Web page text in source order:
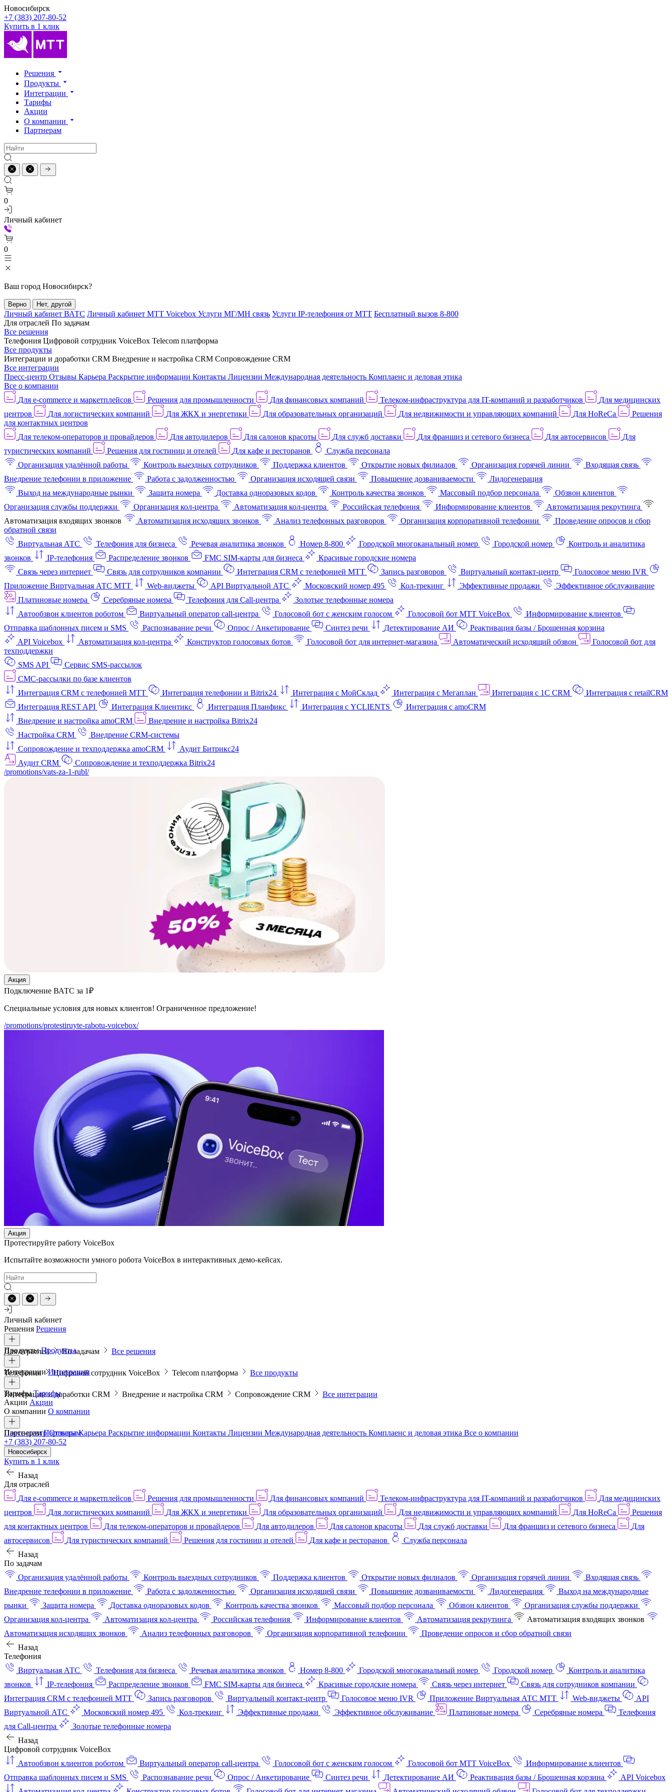
Новосибирск
+7 (383) 207-80-52
Купить в 1 клик
Решения
Продукты
Интеграции
Тарифы
Акции
О компании
Партнерам
0
Личный кабинет
0
Ваш город Новосибирск?
Верно Нет, другой
Личный кабинет ВАТС Личный кабинет МТТ Voicebox Услуги МГ/МН связь Услуги IP-телефония от МТТ Бесплатный вызов 8-800
Для отраслей По задачам
Все решения
Телефония Цифровой сотрудник VoiceBox Telecom платформа
Все продукты
Интеграции и доработки CRM Внедрение и настройка CRM Сопровождение CRM
Все интеграции
Пресс-центр Отзывы Карьера Раскрытие информации Контакты Лицензии Международная деятельность Комплаенс и деловая этика
Все о компании
Для e-commerce и маркетплейсов
Решения для промышленности Для финансовых компаний Телеком-инфраструктура для IT-компаний и разработчиков
Для медицинских
центров
Для логистических компаний Для ЖКХ и энергетики Для образовательных организаций Для недвижимости и управляющих компаний Для HoReCa
Решения
для контактных центров
Для телеком-операторов и провайдеров
Для автодилеров Для салонов красоты Для служб доставки Для франшиз и сетевого бизнеса Для автосервисов
Для
туристических компаний
Решения для гостиниц и отелей Для кафе и ресторанов
Служба персонала
Организация удалённой работы
Контроль выездных сотрудников Поддержка клиентов Открытие новых филиалов Организация горячей линии
Входящая связь
Внедрение телефонии в приложение
Работа с задолженностью Организация исходящей связи Повышение дозваниваемости
Лидогенерация
Выход на международные рынки
Защита номера Доставка одноразовых кодов Контроль качества звонков Массовый подбор персонала
Обзвон клиентов
Организация службы поддержки
Организация кол-центра Автоматизация кол-центра Российская телефония Информирование клиентов
Автоматизация рекрутинга
Автоматизация входящих звонков
Автоматизация исходящих звонков Анализ телефонных разговоров Организация корпоративной телефонии
Проведение опросов и сбор
обратной связи
Виртуальная АТС
Телефония для бизнеса Речевая аналитика звонков Номер 8-800 Городской многоканальный номер Городской номер
Контроль и аналитика
звонков
IP-телефония Распределение звонков FMC SIM-карты для бизнеса
Красивые городские номера
Связь через интернет
Связь для сотрудников компании Интеграция CRM с телефонией МТТ Запись разговоров Виртуальный контакт‑центр
Голосовое меню IVR
Приложение Виртуальная АТС МТТ
Web-виджеты API Виртуальной АТС Московский номер 495 Кол-трекинг Эффективные продажи
Эффективное обслуживание
Платиновые номера
Серебряные номера Телефония для Call-центра
Золотые телефонные номера
Автообзвон клиентов роботом
Виртуальный оператор call-центра Голосовой бот с женским голосом Голосовой бот МТТ VoiceBox
Информирование клиентов
Отправка шаблонных писем и SMS
Распознавание речи Опрос / Анкетирование Синтез речи Детектирование АИ
Реактивация базы / Брошенная корзина
API Voicebox
Автоматизация кол‑центра Конструктор голосовых ботов Голосовой бот для интернет‑магазина Автоматический исходящий обзвон
Голосовой бот для
техподдержки
SMS API
Сервис SMS-рассылок
СМС-рассылки по базе клиентов
Интеграция CRM с телефонией МТТ
Интеграция телефонии и Bitrix24 Интеграция с МойСклад Интеграция с Мегаплан Интеграция с 1C CRM
Интеграция с retailCRM
Интеграция REST API
Интеграция Клиентикс Интеграция Планфикс Интеграция с YCLIENTS
Интеграция с amoCRM
Внедрение и настройка amoCRM
Внедрение и настройка Bitrix24
Настройка CRM
Внедрение CRM-системы
Сопровождение и техподдержка amoCRM
Аудит Битрикс24
Аудит CRM
Сопровождение и техподдержка Bitrix24
/promotions/vats-za-1-rubl/
Акция
Подключение ВАТС за 1₽
Специальные условия для новых клиентов! Ограниченное предложение!
/promotions/protestiruyte-rabotu-voicebox/
Акция
Протестируйте работу VoiceBox
Испытайте возможности умного робота VoiceBox в интерактивных демо-кейсах.
Личный кабинет
Решения Решения
Для отраслей По задачам Все решения
ПродуктыПродукты
Телефония Цифровой сотрудник VoiceBox Telecom платформа Все продукты
ИнтеграцииИнтеграции
Интеграции и доработки CRM Внедрение и настройка CRM Сопровождение CRM Все интеграции
ТарифыТарифы
Акции Акции
О компании О компании
Пресс-центрОтзывыКарьера Раскрытие информации Контакты Лицензии Международная деятельность Комплаенс и деловая этика Все о компании
ПартнерамПартнерам
+7 (383) 207-80-52
Новосибирск
Купить в 1 клик
Назад
Для отраслей
Для e-commerce и маркетплейсов
Решения для промышленности Для финансовых компаний Телеком-инфраструктура для IT-компаний и разработчиков
Для медицинских
центров
Для логистических компаний Для ЖКХ и энергетики Для образовательных организаций Для недвижимости и управляющих компаний Для HoReCa
Решения
для контактных центров
Для телеком-операторов и провайдеров Для автодилеров Для салонов красоты Для служб доставки Для франшиз и сетевого бизнеса
Для
автосервисов
Для туристических компаний Решения для гостиниц и отелей Для кафе и ресторанов
Служба персонала
Назад
По задачам
Организация удалённой работы
Контроль выездных сотрудников Поддержка клиентов Открытие новых филиалов Организация горячей линии
Входящая связь
Внедрение телефонии в приложение
Работа с задолженностью Организация исходящей связи Повышение дозваниваемости Лидогенерация
Выход на международные
рынки
Защита номера Доставка одноразовых кодов Контроль качества звонков Массовый подбор персонала Обзвон клиентов
Организация службы поддержки
Организация кол-центра
Автоматизация кол-центра Российская телефония Информирование клиентов Автоматизация рекрутинга
Автоматизация входящих звонков
Автоматизация исходящих звонков
Анализ телефонных разговоров Организация корпоративной телефонии
Проведение опросов и сбор обратной связи
Назад
Телефония
Виртуальная АТС
Телефония для бизнеса Речевая аналитика звонков Номер 8-800 Городской многоканальный номер Городской номер
Контроль и аналитика
звонков
IP-телефония Распределение звонков FMC SIM-карты для бизнеса Красивые городские номера Связь через интернет
Связь для сотрудников компании
Интеграция CRM с телефонией МТТ
Запись разговоров Виртуальный контакт‑центр Голосовое меню IVR Приложение Виртуальная АТС МТТ Web-виджеты
API
Виртуальной АТС
Московский номер 495 Кол-трекинг Эффективные продажи Эффективное обслуживание Платиновые номера Серебряные номера
Телефония
для Call-центра
Золотые телефонные номера
Назад
Цифровой сотрудник VoiceBox
Автообзвон клиентов роботом
Виртуальный оператор call-центра Голосовой бот с женским голосом Голосовой бот МТТ VoiceBox
Информирование клиентов
Отправка шаблонных писем и SMS
Распознавание речи Опрос / Анкетирование Синтез речи Детектирование АИ Реактивация базы / Брошенная корзина
API Voicebox